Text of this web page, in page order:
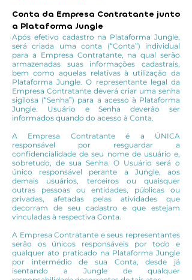
Conta da Empresa Contratante junto
a Plataforma Jungle
Após efetivo cadastro na Plataforma Jungle,
será criada uma conta (“Conta”) individual
para a Empresa Contratante, na qual serão
armazenadas suas informações cadastrais,
bem como aquelas relativas à utilização da
Plataforma Jungle. O representante legal da
Empresa Contratante deverá criar uma senha
sigilosa (“Senha”) para a acesso à Plataforma
Jungle. Usuário e Senha deverão ser
informados quando do acesso à Conta.
A Empresa Contratante é a ÚNICA
responsável por resguardar a
confidencialidade de seu nome de usuário e,
sobretudo, de sua Senha. O Usuário será o
único responsável perante a Jungle, aos
demais usuários, terceiros ou quaisquer
outras pessoas ou entidades, públicas ou
privadas, afetadas pelas atividades que
decorram de seu cadastro e que estejam
vinculadas à respectiva Conta.
A Empresa Contratante e seus representantes
serão os únicos responsáveis por todo e
qualquer ato praticado na Plataforma Jungle
por intermédio de sua Conta, desde já
isentando a Jungle de qualquer